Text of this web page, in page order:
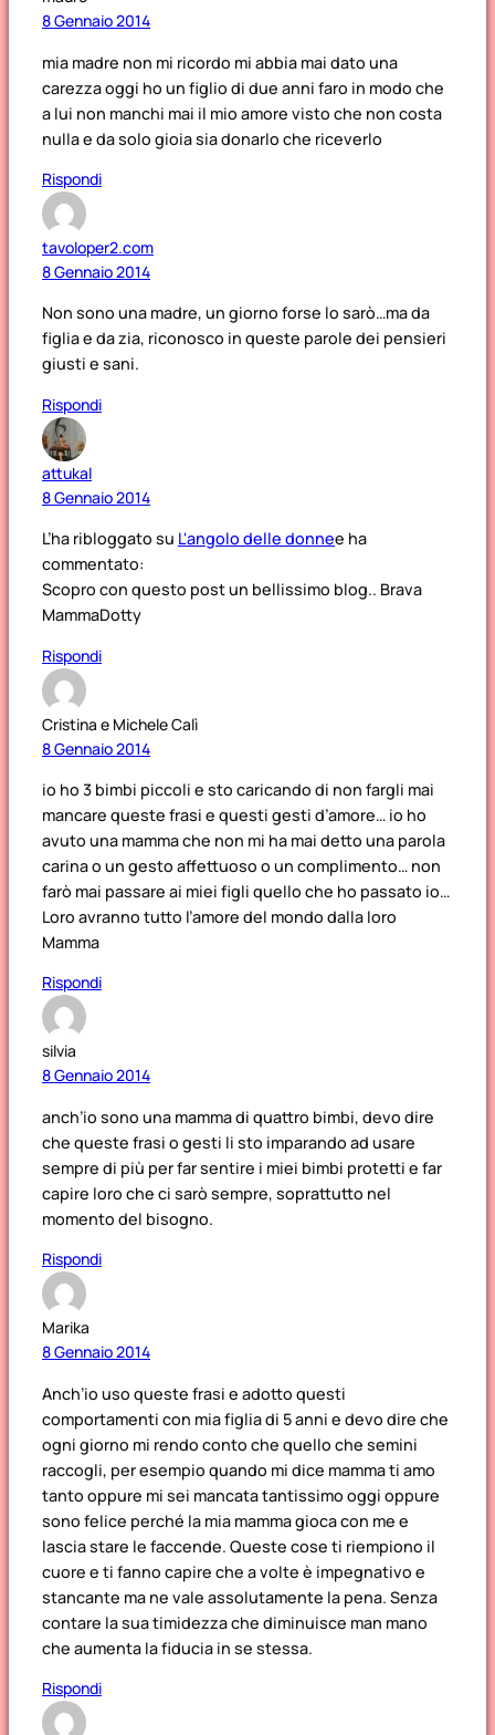
8 Gennaio 2014
mia madre non mi ricordo mi abbia mai dato una
carezza oggi ho un figlio di due anni faro in modo che
a lui non manchi mai il mio amore visto che non costa
nulla e da solo gioia sia donarlo che riceverlo
Rispondi
tavoloper2.com
8 Gennaio 2014
Non sono una madre, un giorno forse lo sarò…ma da
figlia e da zia, riconosco in queste parole dei pensieri
giusti e sani.
Rispondi
attukal
8 Gennaio 2014
L’ha ribloggato su L'angolo delle donnee ha
commentato:
Scopro con questo post un bellissimo blog.. Brava
MammaDotty
Rispondi
Cristina e Michele Calì
8 Gennaio 2014
io ho 3 bimbi piccoli e sto caricando di non fargli mai
mancare queste frasi e questi gesti d’amore… io ho
avuto una mamma che non mi ha mai detto una parola
carina o un gesto affettuoso o un complimento… non
farò mai passare ai miei figli quello che ho passato io…
Loro avranno tutto l’amore del mondo dalla loro
Mamma
Rispondi
silvia
8 Gennaio 2014
anch’io sono una mamma di quattro bimbi, devo dire
che queste frasi o gesti li sto imparando ad usare
sempre di più per far sentire i miei bimbi protetti e far
capire loro che ci sarò sempre, soprattutto nel
momento del bisogno.
Rispondi
Marika
8 Gennaio 2014
Anch’io uso queste frasi e adotto questi
comportamenti con mia figlia di 5 anni e devo dire che
ogni giorno mi rendo conto che quello che semini
raccogli, per esempio quando mi dice mamma ti amo
tanto oppure mi sei mancata tantissimo oggi oppure
sono felice perché la mia mamma gioca con me e
lascia stare le faccende. Queste cose ti riempiono il
cuore e ti fanno capire che a volte è impegnativo e
stancante ma ne vale assolutamente la pena. Senza
contare la sua timidezza che diminuisce man mano
che aumenta la fiducia in se stessa.
Rispondi